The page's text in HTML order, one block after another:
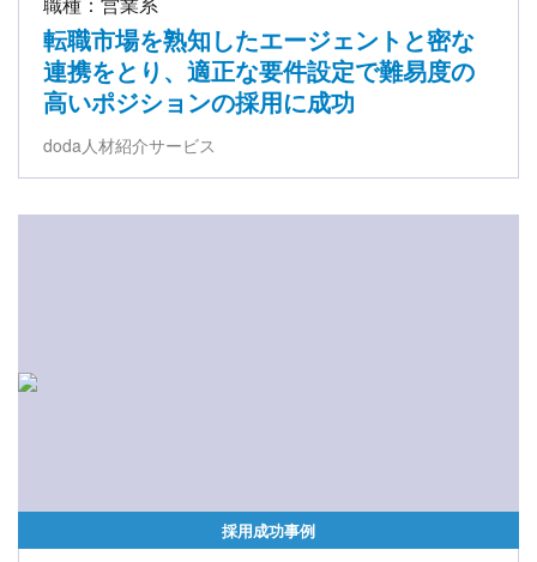
転職市場を熟知したエージェントと密な
連携をとり、適正な要件設定で難易度の
高いポジションの採用に成功
doda人材紹介サービス
採用成功事例